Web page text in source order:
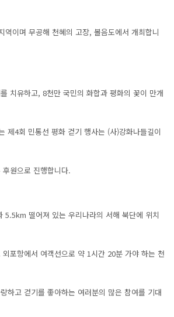
역이며 무공해 천혜의 고장, 볼음도에서 개최합니
치유하고, 8천만 국민의 화합과 평화의 꽃이 만개
제4회 민통선 평화 걷기 행사는 (사)강화나들길이
원으로 진행합니다.
5.5km 떨어져 있는 우리나라의 서해 북단에 위치
포항에서 여객선으로 약 1시간 20분 가야 하는 천
하고 걷기를 좋아하는 여러분의 많은 참여를 기대